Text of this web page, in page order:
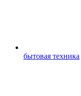
бытовая техника